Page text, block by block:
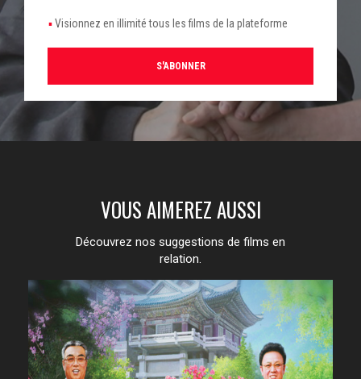
Visionnez en illimité tous les films de la plateforme
S'ABONNER
VOUS AIMEREZ AUSSI
Découvrez nos suggestions de films en
relation.